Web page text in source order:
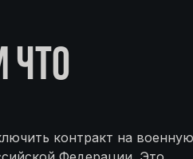
ЧТО
контракт на военную